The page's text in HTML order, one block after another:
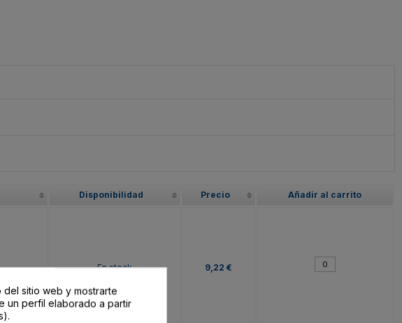
Disponibilidad Precio Añadir al carrito
En stock 9,22 €
sitio web y mostrarte
un perfil elaborado a partir